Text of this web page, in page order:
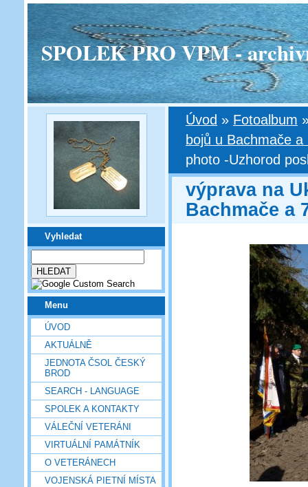
SPOLEK PRO VPM -
Vyhledat
Menu
ÚVOD
AKTUÁLNĚ
JEDNOTA ČSOL ČESKÝ
BROD
SEARCH - LANGUAGE
SPOLEK A KONTAKTY
VÁLEČNÍ VETERÁNI
VIRTUÁLNÍ PAMÁTNÍK
O VETERÁNECH
VOJENSKÁ PIETNÍ MÍSTA
Úvod » Fotoalbum
bojů u Bachmače
photo -Uzhorod
výprava na
Bachmače a